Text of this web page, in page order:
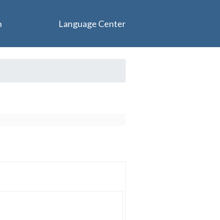
Language Center